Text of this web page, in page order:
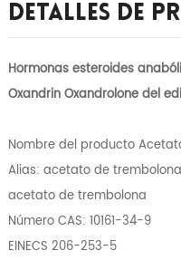
Detalles De
Hormonas esteroides
Oxandrin Oxandrolone del
Nombre del producto
Alias: acetato de
acetato de trembolona
Número CAS: 10161-34-9
EINECS 206-253-5